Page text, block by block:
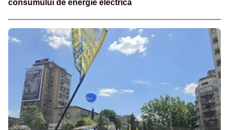
consumului de energie electrică